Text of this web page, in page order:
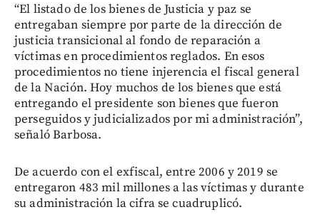
“El listado de los bienes de Justicia y paz se
entregaban siempre por parte de la dirección de
justicia transicional al fondo de reparación a
víctimas en procedimientos reglados. En esos
procedimientos no tiene injerencia el fiscal general
de la Nación. Hoy muchos de los bienes que está
entregando el presidente son bienes que fueron
perseguidos y judicializados por mi administración”,
señaló Barbosa.
De acuerdo con el exfiscal, entre 2006 y 2019 se
entregaron 483 mil millones a las víctimas y durante
su administración la cifra se cuadruplicó.